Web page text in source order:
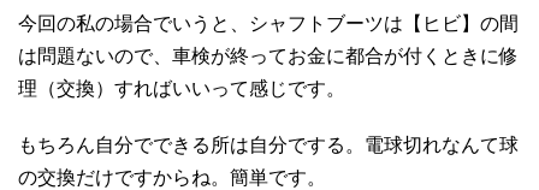
今回の私の場合でいうと、シャフトブーツは【ヒビ】の間
は問題ないので、車検が終ってお金に都合が付くときに修
理（交換）すればいいって感じです。
もちろん自分でできる所は自分でする。電球切れなんて球
の交換だけですからね。簡単です。